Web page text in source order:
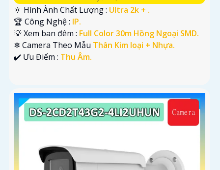
🔆 Hình Ành Chất Lượng : Ultra 2k + .
🏆 Công Nghệ : IP.
💡 Xem ban đêm : Full Color 30m Hồng Ngoại SMD.
❄ Camera Theo Mẫu Thân Kim loại + Nhựa.
️✔️ Ưu Điểm : Thu Âm.